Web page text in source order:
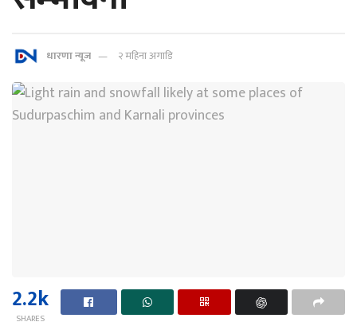
धारणा न्यूज २ महिना अगाडि
2.2k
SHARES